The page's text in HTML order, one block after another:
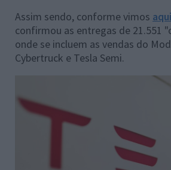
Assim sendo, conforme vimos aqui
confirmou as entregas de 21.551
onde se incluem as vendas do
Cybertruck e Tesla Semi.